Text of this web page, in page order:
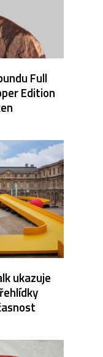
Full
Edition
ukazuje